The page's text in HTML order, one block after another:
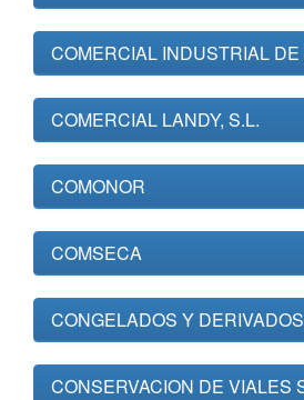
COMERCIAL INDUSTRIAL
COMERCIAL LANDY, S.L.
COMONOR
COMSECA
CONGELADOS Y
CONSERVACION DE VIALES